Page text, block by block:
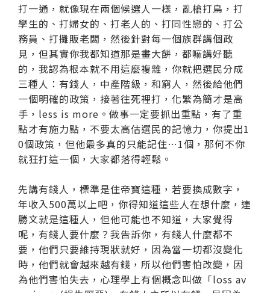
打一通，就像現在兩個候選人一樣，亂槍打鳥，打
學生的、打婦女的、打老人的、打同性戀的、打公
務員、打攤販老闆，然後針對每一個族群講個政
見，但其實你我都知道那是畫大餅，都嘛講好聽
的，我認為根本就不用這麼複雜，你就把選民分成
三種人：有錢人，中產階級，和窮人，然後給他們
一個明確的政策，接著往死裡打，化繁為簡才是高
手，less is more。做事一定要抓出重點，有了重
點才有施力點，不要太高估選民的記憶力，你提出1
0個政策，但他最多真的只能記住…1個，那何不你
就狂打這一個，大家都落得輕鬆。
先講有錢人，標準是住帝寶這種，若要換成數字，
年收入500萬以上吧，你得知道這些人在想什麼，連
勝文就是這種人，但他可能也不知道，大家覺得
呢，有錢人要什麼？我告訴你，有錢人什麼都不
要，他們只要維持現狀就好，因為當一切都沒變化
時，他們就會越來越有錢，所以他們害怕改變，因
為他們害怕失去，心理學上有個概念叫做「loss av